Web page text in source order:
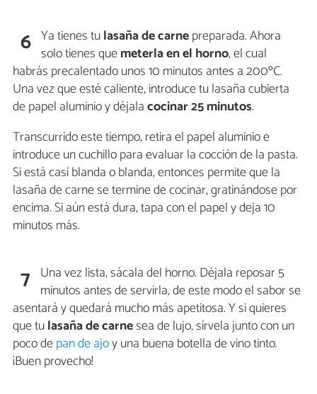
6 Ya tienes tulasaña de carnepreparada. Ahora
solo tienes quemeterla en el horno, el cual
habrás precalentado unos 10 minutos antes a 200ºC.
Una vez que esté caliente, introduce tu lasaña cubierta
de papel aluminio y déjalacocinar 25 minutos.
Transcurrido este tiempo, retira el papel aluminio e
introduce un cuchillo para evaluar la cocción de la pasta.
Si está casi blanda o blanda, entonces permite que la
lasaña de carne se termine de cocinar, gratinándose por
encima. Si aún está dura, tapa con el papel y deja 10
minutos más.
7 Una vez lista, sácala del horno. Déjala reposar 5
minutos antes de servirla, de este modo el sabor se
asentará y quedará mucho más apetitosa. Y si quieres
que tulasaña de carnesea de lujo, sírvela junto con un
poco depan de ajoy una buena botella de vino tinto.
¡Buen provecho!